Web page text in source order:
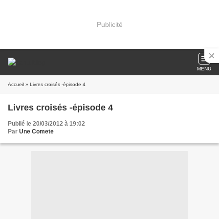
Publicité
MENU
Accueil » Livres croisés -épisode 4
Livres croisés -épisode 4
Publié le 20/03/2012 à 19:02
Par Une Comete